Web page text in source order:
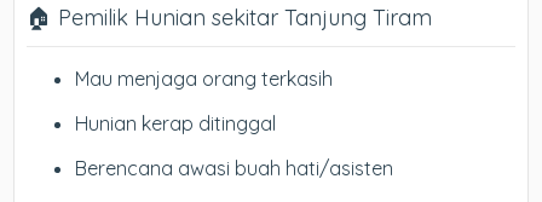
🏠 Pemilik Hunian sekitar Tanjung Tiram
Mau menjaga orang terkasih
Hunian kerap ditinggal
Berencana awasi buah hati/asisten